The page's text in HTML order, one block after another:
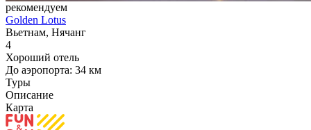
рекомендуем
Golden Lotus
Вьетнам, Нячанг
4
Хороший отель
До аэропорта: 34 км
Туры
Описание
Карта